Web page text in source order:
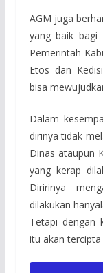
AGM juga
yang baik bagi
Pemerintah
Etos dan
bisa
Dalam
dirinya tidak
Dinas ataupun
yang kerap
Diririnya
dilakukan
Tetapi dengan
itu akan